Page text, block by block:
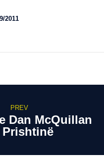
2011
PREV
Dan McQuillan
Prishtinë